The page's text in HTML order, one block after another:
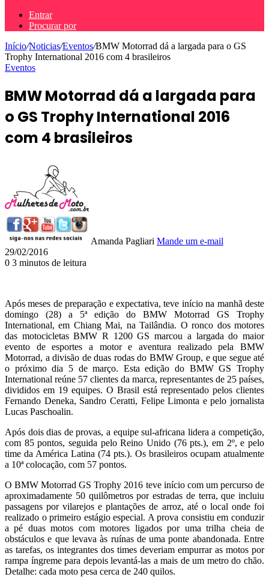
Entrar
Procurar por
Início/Noticias/Eventos/BMW Motorrad dá a largada para o GS
Trophy International 2016 com 4 brasileiros
Eventos
BMW Motorrad dá a largada para
o GS Trophy International 2016
com 4 brasileiros
Amanda Pagliari Mande um e-mail
29/02/2016
0 3 minutos de leitura
Após meses de preparação e expectativa, teve início na manhã deste
domingo (28) a 5ª edição do BMW Motorrad GS Trophy
International, em Chiang Mai, na Tailândia. O ronco dos motores
das motocicletas BMW R 1200 GS marcou a largada do maior
evento de esportes a motor e aventura realizado pela BMW
Motorrad, a divisão de duas rodas do BMW Group, e que segue até
o próximo dia 5 de março. Esta edição do BMW GS Trophy
International reúne 57 clientes da marca, representantes de 25 países,
divididos em 19 equipes. O Brasil está representado pelos clientes
Fernando Deneka, Sandro Ceratti, Felipe Limonta e pelo jornalista
Lucas Paschoalin.
Após dois dias de provas, a equipe sul-africana lidera a competição,
com 85 pontos, seguida pelo Reino Unido (76 pts.), em 2º, e pelo
time da América Latina (74 pts.). Os brasileiros ocupam atualmente
a 10ª colocação, com 57 pontos.
O BMW Motorrad GS Trophy 2016 teve início com um percurso de
aproximadamente 50 quilômetros por estradas de terra, que incluiu
passagens por vilarejos e plantações de arroz, até o local onde foi
realizado o primeiro estágio especial. A prova consistiu em conduzir
a pé duas motos com motores ligados por uma trilha cheia de
obstáculos e que levava às ruínas de uma ponte abandonada. Entre
as tarefas, os integrantes dos times deveriam empurrar as motos por
rampa íngreme para depois levantá-las a mais de um metro do chão.
Detalhe: cada moto pesa cerca de 240 quilos.